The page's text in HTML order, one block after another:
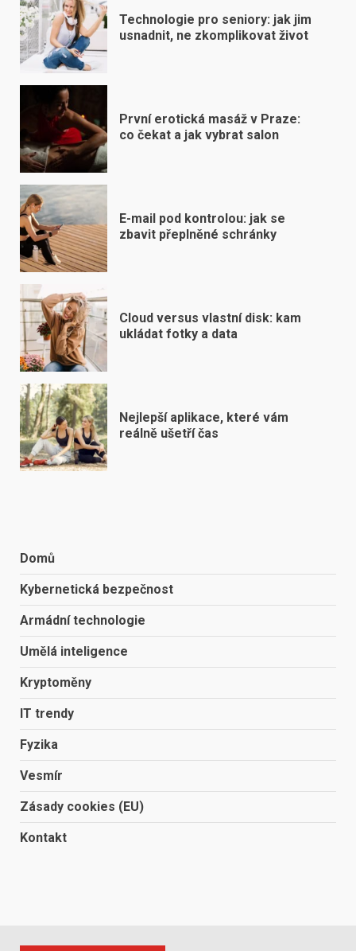
Technologie pro seniory: jak jim
usnadnit, ne zkomplikovat život
První erotická masáž v Praze:
co čekat a jak vybrat salon
E-mail pod kontrolou: jak se
zbavit přeplněné schránky
Cloud versus vlastní disk: kam
ukládat fotky a data
Nejlepší aplikace, které vám
reálně ušetří čas
Domů
Kybernetická bezpečnost
Armádní technologie
Umělá inteligence
Kryptoměny
IT trendy
Fyzika
Vesmír
Zásady cookies (EU)
Kontakt